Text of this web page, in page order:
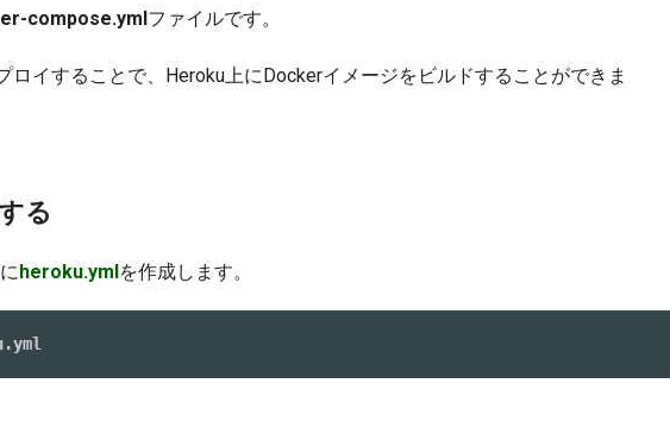
compose.ymlファイルです。
ロイすることで、Heroku上にDockerイメージをビルドすることができま
る
heroku.ymlを作成します。